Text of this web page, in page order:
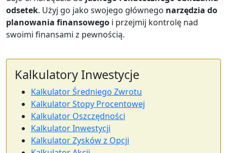
odsetek. Użyj go jako swojego głównego narzędzia do
planowania finansowego i przejmij kontrolę nad
swoimi finansami z pewnością.
Kalkulatory Inwestycje
Kalkulator Średniego Zwrotu
Kalkulator Stopy Procentowej
Kalkulator Oszczędności
Kalkulator Inwestycji
Kalkulator Zysków z Opcji